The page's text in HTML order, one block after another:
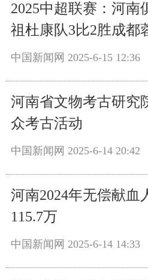
2025中超联赛：河南
祖杜康队3比2胜成都
中国新闻网 2025-6-15 12:36
河南省文物考古研究
众考古活动
中国新闻网 2025-6-14 20:42
河南2024年无偿献血
115.7万
中国新闻网 2025-6-14 14:33